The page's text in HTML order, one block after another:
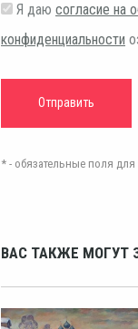
Я даю согласие на
конфиденциальности
* - обязательные поля
ВАС ТАКЖЕ МОГУТ